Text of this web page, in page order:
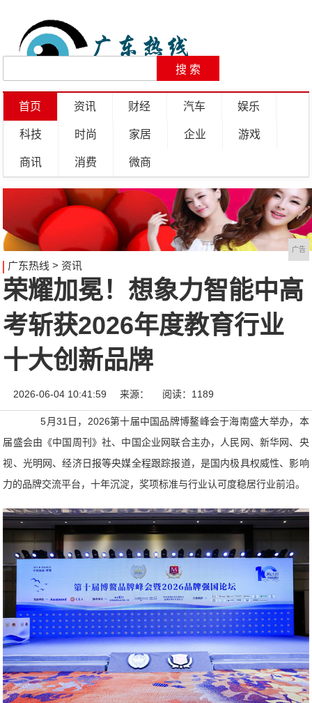
首页 资讯 财经 汽车 娱乐
科技 时尚 家居 企业 游戏
商讯 消费 微商
广告
广东热线 > 资讯
荣耀加冕！想象力智能中高
考斩获2026年度教育行业
十大创新品牌
2026-06-04 10:41:59 来源： 阅读：1189
5月31日，2026第十届中国品牌博鳌峰会于海南盛大举办，本
届盛会由《中国周刊》社、中国企业网联合主办，人民网、新华网、央
视、光明网、经济日报等央媒全程跟踪报道，是国内极具权威性、影响
力的品牌交流平台，十年沉淀，奖项标准与行业认可度稳居行业前沿。